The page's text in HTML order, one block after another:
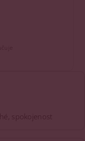
spokojenost